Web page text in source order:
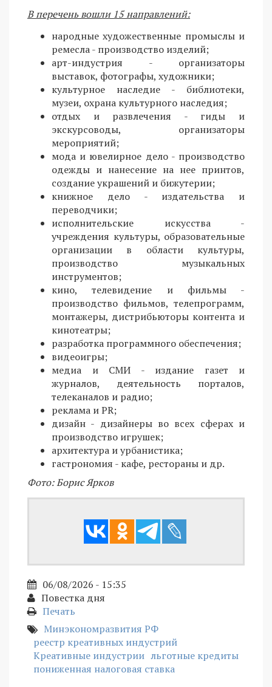
В перечень вошли 15 направлений:
народные художественные промыслы и
ремесла - производство изделий;
арт-индустрия - организаторы
выставок, фотографы, художники;
культурное наследие - библиотеки,
музеи, охрана культурного наследия;
отдых и развлечения - гиды и
экскурсоводы, организаторы
мероприятий;
мода и ювелирное дело - производство
одежды и нанесение на нее принтов,
создание украшений и бижутерии;
книжное дело - издательства и
переводчики;
исполнительские искусства -
учреждения культуры, образовательные
организации в области культуры,
производство музыкальных
инструментов;
кино, телевидение и фильмы -
производство фильмов, телепрограмм,
монтажеры, дистрибьюторы контента и
кинотеатры;
разработка программного обеспечения;
видеоигры;
медиа и СМИ - издание газет и
журналов, деятельность порталов,
телеканалов и радио;
реклама и PR;
дизайн - дизайнеры во всех сферах и
производство игрушек;
архитектура и урбанистика;
гастрономия - кафе, рестораны и др.
Фото: Борис Ярков
06/08/2026 - 15:35
Повестка дня
Печать
Минэкономразвития РФ
реестр креативных индустрий
Креативные индустрии льготные кредиты
пониженная налоговая ставка